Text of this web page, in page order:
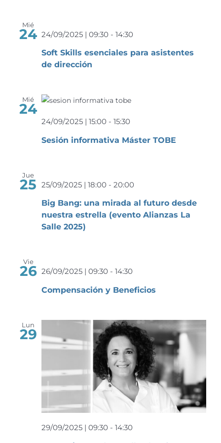
Mié
24
Soft Skills esenciales para asistentes
de dirección
24/09/2025 | 09:30 - 14:30
Mié
24
Sesión informativa Máster TOBE
24/09/2025 | 15:00 - 15:30
Jue
25
Big Bang: una mirada al futuro desde
nuestra estrella (evento Alianzas La
Salle 2025)
25/09/2025 | 18:00 - 20:00
Vie
26
Compensación y Beneficios
26/09/2025 | 09:30 - 14:30
Lun
29
29/09/2025 | 09:30 - 14:30